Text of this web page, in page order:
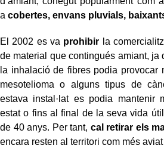
a cobertes, envans pluvials,
El 2002 es va prohibir la
de material que contingués amiant, ja
la inhalació de fibres podia provocar
mesotelioma o alguns tipus de
estava instal·lat es podia mantenir
estat o fins al final de la seva vida
de 40 anys. Per tant, cal retirar els
encara resten al territori com més